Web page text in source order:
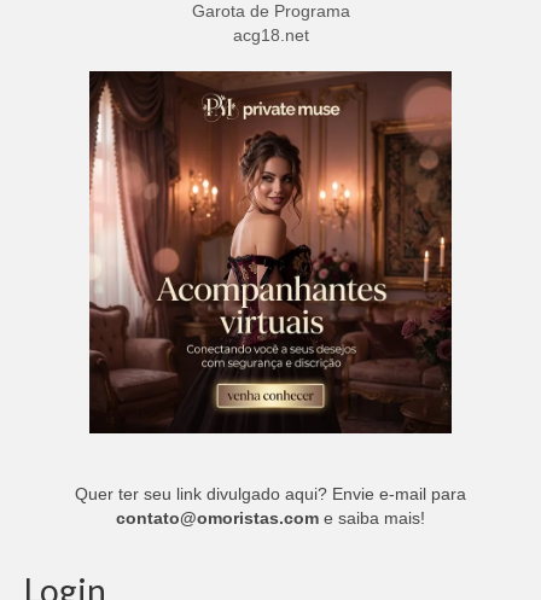
Garota de Programa
acg18.net
Quer ter seu link divulgado aqui? Envie e-mail para
contato@omoristas.com e saiba mais!
Login